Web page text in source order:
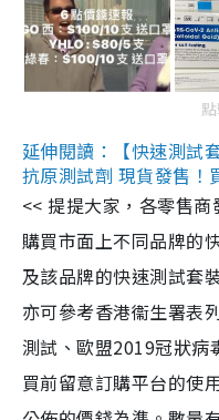
延伸閱讀：【快速測試
抗原測試劑 現貨發售！
<< 提提大家，各零售商
購買市面上不同品牌的
及該品牌的快速測試套
亦可參考香港衞生署表
測試、歐盟2019冠狀病
買前留意訂購平台的使